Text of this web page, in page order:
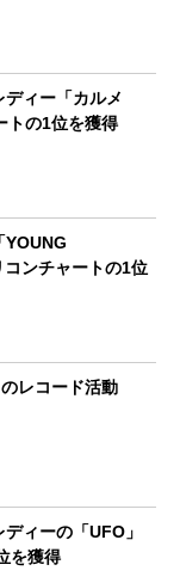
ィー「カルメ
トの1位を獲得
YOUNG
ンチャートの1位
レコード活動
ィーの「UFO」
を獲得